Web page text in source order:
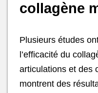
collagène
Plusieurs études
l’efficacité du
articulations et des
montrent des